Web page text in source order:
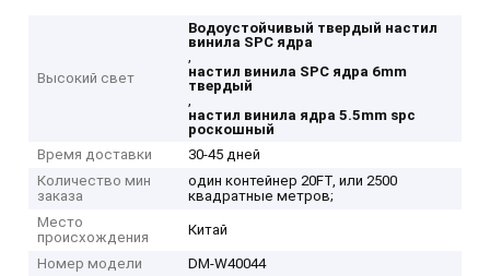
Высокий свет
Водоустойчивый твердый настил
винила SPC ядра
,
настил винила SPC ядра 6mm
твердый
,
настил винила ядра 5.5mm spc
роскошный
Время доставки
30-45 дней
Количество мин
заказа
один контейнер 20FT, или 2500
квадратные метров;
Место
происхождения
Китай
Номер модели
DM-W40044